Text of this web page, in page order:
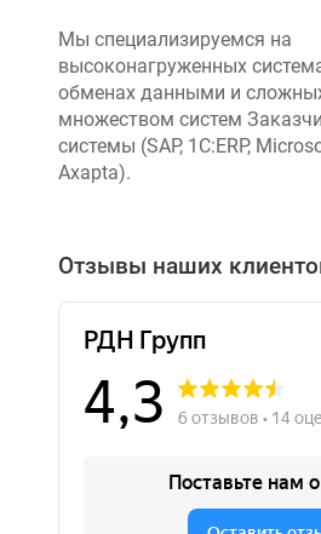
Мы специализируемся на
высоконагруженных
обменах данными и
множеством систем
системы (SAP, 1C:ERP,
Axapta).
Отзывы наших